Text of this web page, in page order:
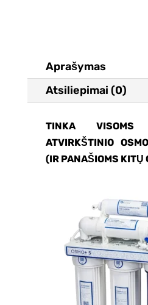
Aprašymas
Atsiliepimai (0)
TINKA VISOMS
ATVIRKŠTINIO
(IR PANAŠIOMS KITŲ